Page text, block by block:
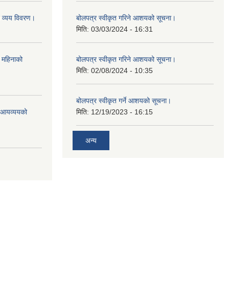
विवरण।
आयव्ययको
बोलपत्र स्वीकृत गरिने आशयको सूचना।
मिति: 03/03/2024 - 16:31
बोलपत्र स्वीकृत गरिने आशयको सूचना।
मिति: 02/08/2024 - 10:35
बोलपत्र स्वीकृत गर्ने आशयको सूचना।
मिति: 12/19/2023 - 16:15
अन्य